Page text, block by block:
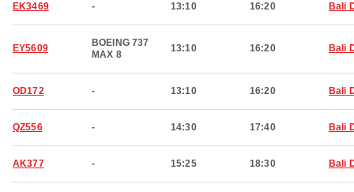
EK3469 - 13:10 16:20 Bali
EY5609
BOEING 737
MAX 8
13:10 16:20 Bali
OD172 - 13:10 16:20 Bali
QZ556 - 14:30 17:40 Bali
AK377 - 15:25 18:30 Bali